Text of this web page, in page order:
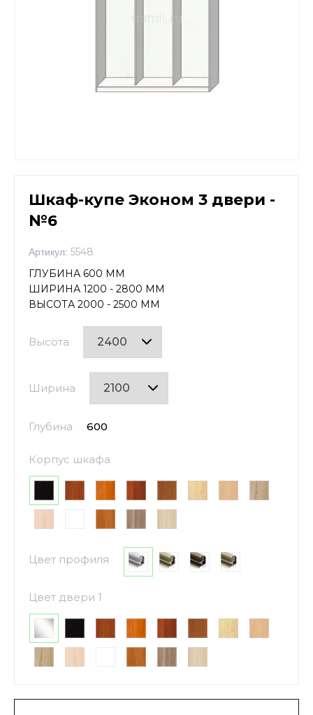
Шкаф-купе Эконом 3 двери -
№6
Артикул: 5548
ГЛУБИНА 600 ММ
ШИРИНА 1200 - 2800 ММ
ВЫСОТА 2000 - 2500 ММ
Высота
Ширина
Глубина 600
Корпус шкафа
Цвет профиля
Цвет двери 1